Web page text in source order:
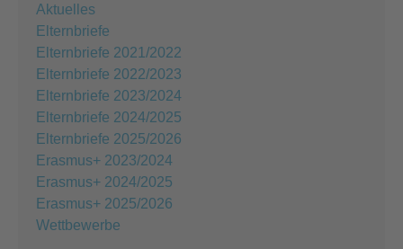
Aktuelles
Elternbriefe
Elternbriefe 2021/2022
Elternbriefe 2022/2023
Elternbriefe 2023/2024
Elternbriefe 2024/2025
Elternbriefe 2025/2026
Erasmus+ 2023/2024
Erasmus+ 2024/2025
Erasmus+ 2025/2026
Wettbewerbe